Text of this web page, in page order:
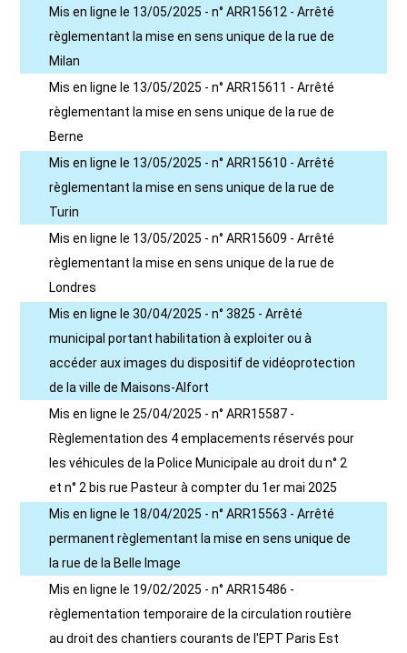
Mis en ligne le 13/05/2025 - n° ARR15612 - Arrêté
règlementant la mise en sens unique de la rue de
Milan
Mis en ligne le 13/05/2025 - n° ARR15611 - Arrêté
règlementant la mise en sens unique de la rue de
Berne
Mis en ligne le 13/05/2025 - n° ARR15610 - Arrêté
règlementant la mise en sens unique de la rue de
Turin
Mis en ligne le 13/05/2025 - n° ARR15609 - Arrêté
règlementant la mise en sens unique de la rue de
Londres
Mis en ligne le 30/04/2025 - n° 3825 - Arrêté
municipal portant habilitation à exploiter ou à
accéder aux images du dispositif de vidéoprotection
de la ville de Maisons-Alfort
Mis en ligne le 25/04/2025 - n° ARR15587 -
Règlementation des 4 emplacements réservés pour
les véhicules de la Police Municipale au droit du n° 2
et n° 2 bis rue Pasteur à compter du 1er mai 2025
Mis en ligne le 18/04/2025 - n° ARR15563 - Arrêté
permanent règlementant la mise en sens unique de
la rue de la Belle Image
Mis en ligne le 19/02/2025 - n° ARR15486 -
règlementation temporaire de la circulation routière
au droit des chantiers courants de l'EPT Paris Est